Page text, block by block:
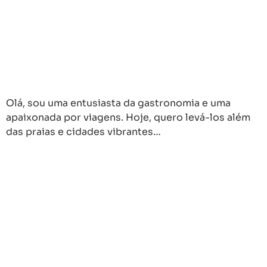
Olá, sou uma entusiasta da gastronomia e uma
apaixonada por viagens. Hoje, quero levá-los além
das praias e cidades vibrantes…